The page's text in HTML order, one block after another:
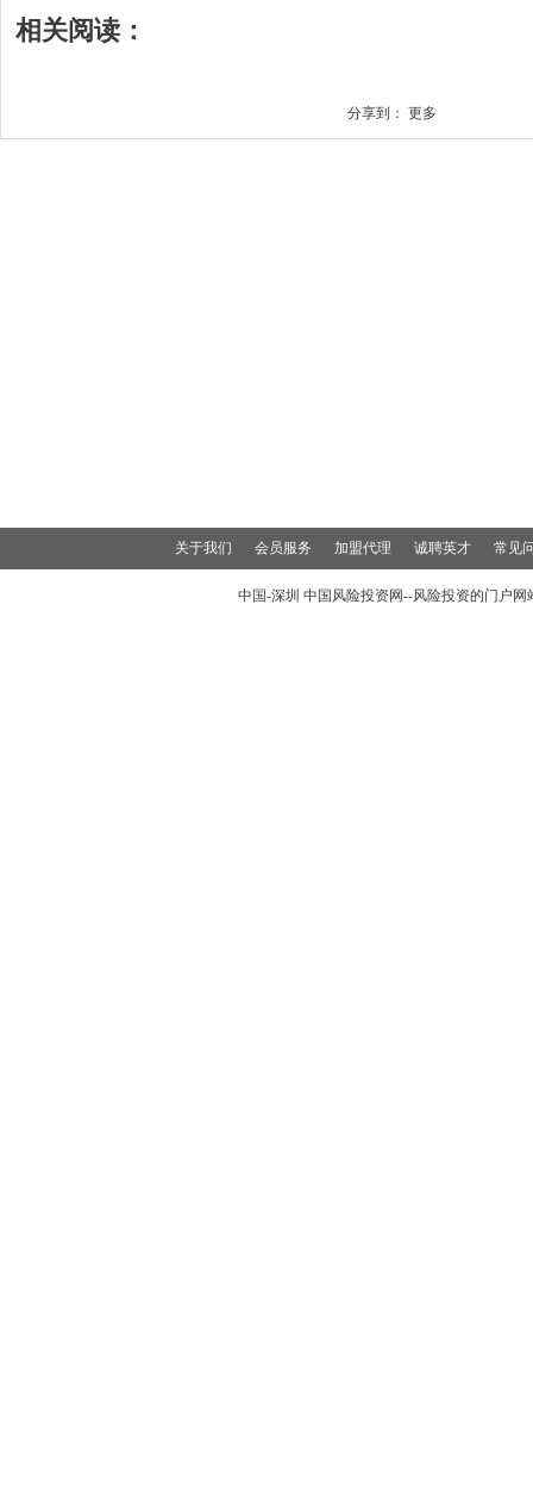
相关阅读：
分享到： 更多
关于我们 会员服务 加盟代理 诚聘英才 常见
中国-深圳 中国风险投资网--风险投资的门户